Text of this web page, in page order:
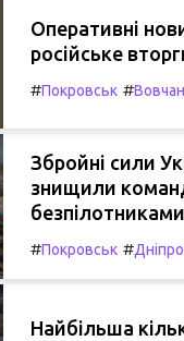
Оперативні
російське
#Покровськ #
Збройні сили
знищили
#Покровськ #
Найбільша